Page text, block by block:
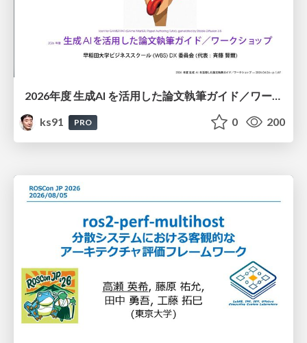
2026年度 生成AI を活用した論文執筆ガイド／ワークショップ / 2026 Academic Year Guide to Writing Papers Using Generative AI - Workshop
ks91
PRO 0 200